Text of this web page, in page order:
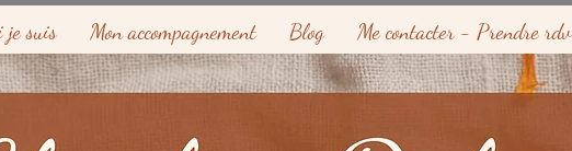
je suis Mon accompagnement Blog Me contacter - Prendre rdv